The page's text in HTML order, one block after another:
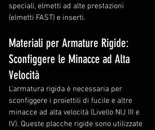
speciali, elmetti ad alte prestazioni
(elmetti FAST) e inserti.
Materiali per Armature Rigide:
Sconfiggere le Minacce ad Alta
Velocità
L'armatura rigida è necessaria per
sconfiggere i proiettili di fucile e altre
minacce ad alta velocità (Livello NIJ III e
IV). Queste placche rigide sono utilizzate